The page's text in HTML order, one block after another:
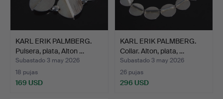
KARL ERIK PALMBERG.
Pulsera, plata, Alton …
Subastado 3 may 2026
18 pujas
169 USD
KARL ERIK PALMBERG.
Collar. Alton, plata, …
Subastado 3 may 2026
26 pujas
296 USD